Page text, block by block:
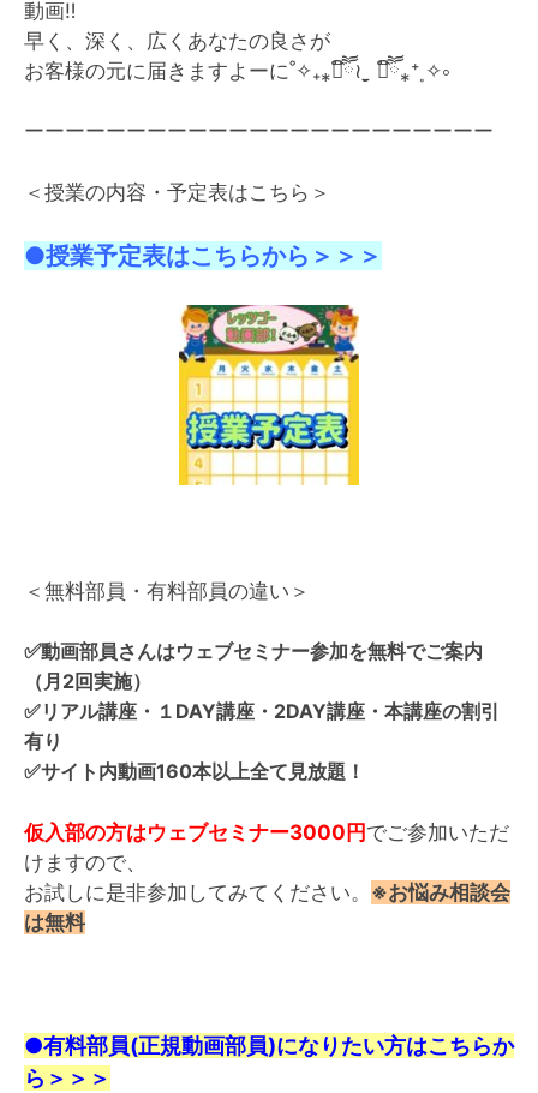
動画‼︎
早く、深く、広くあなたの良さが
お客様の元に届きますよーに˚✧₊⁎❝᷀ົཽ≀ˍ̮ ❝᷀ົཽ⁎⁺˳✧༚
ーーーーーーーーーーーーーーーーーーーーーーー
＜授業の内容・予定表はこちら＞
●授業予定表はこちらから＞＞＞
＜無料部員・有料部員の違い＞
✅動画部員さんはウェブセミナー参加を無料でご案内
（月2回実施）
✅リアル講座・１DAY講座・2DAY講座・本講座の割引
有り
✅サイト内動画160本以上全て見放題！
仮入部の方はウェブセミナー3000円でご参加いただ
けますので、
お試しに是非参加してみてください。 ※お悩み相談会
は無料
●有料部員(正規動画部員)になりたい方はこちらか
ら＞＞＞